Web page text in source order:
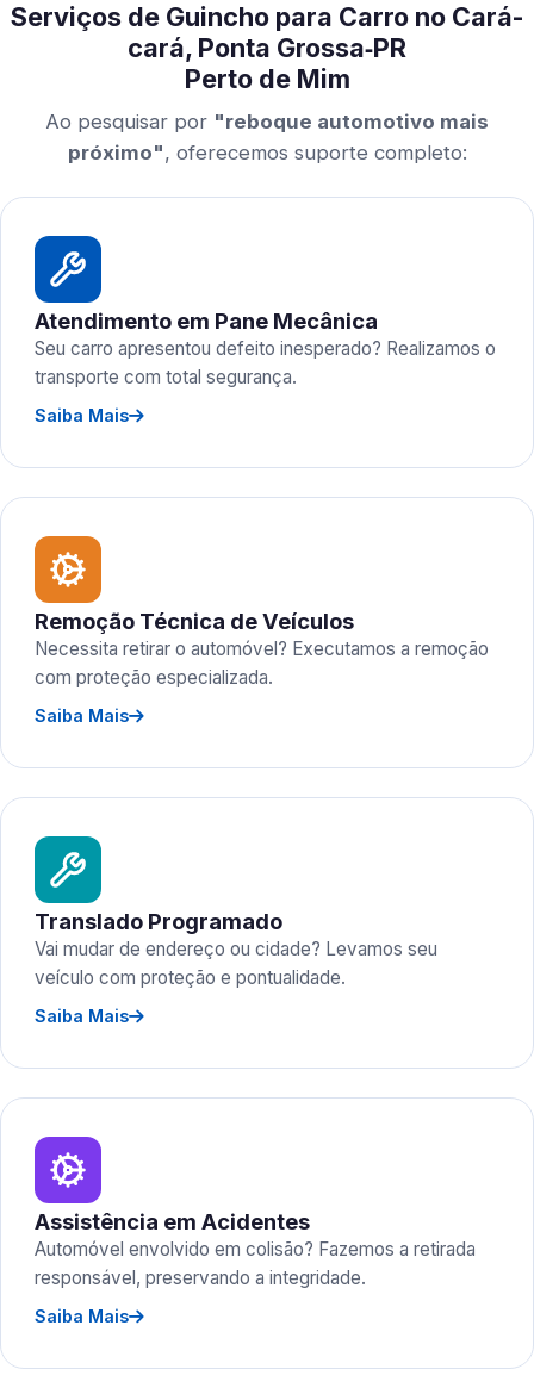
Serviços de Guincho para Carro no Cará-
cará, Ponta Grossa‑PR
Perto de Mim
Ao pesquisar por "reboque automotivo mais
próximo", oferecemos suporte completo:
Atendimento em Pane Mecânica
Seu carro apresentou defeito inesperado? Realizamos o
transporte com total segurança.
Saiba Mais
Remoção Técnica de Veículos
Necessita retirar o automóvel? Executamos a remoção
com proteção especializada.
Saiba Mais
Translado Programado
Vai mudar de endereço ou cidade? Levamos seu
veículo com proteção e pontualidade.
Saiba Mais
Assistência em Acidentes
Automóvel envolvido em colisão? Fazemos a retirada
responsável, preservando a integridade.
Saiba Mais